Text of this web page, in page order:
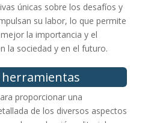
únicas sobre los desafíos y
su labor, lo que permite
la importancia y el
la sociedad y en el futuro.
herramientas
proporcionar una
de los diversos aspectos